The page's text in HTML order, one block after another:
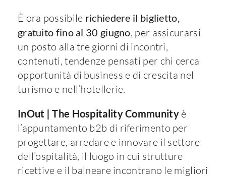
È ora possibile richiedere il biglietto,
gratuito fino al 30 giugno, per assicurarsi
un posto alla tre giorni di incontri,
contenuti, tendenze pensati per chi cerca
opportunità di business e di crescita nel
turismo e nell’hotellerie.
InOut |The Hospitality Community è
l’appuntamento b2b di riferimento per
progettare, arredare e innovare il settore
dell’ospitalità, il luogo in cui strutture
ricettive e il balneare incontrano le migliori